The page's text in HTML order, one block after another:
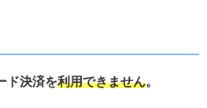
ド決済を利用できません。